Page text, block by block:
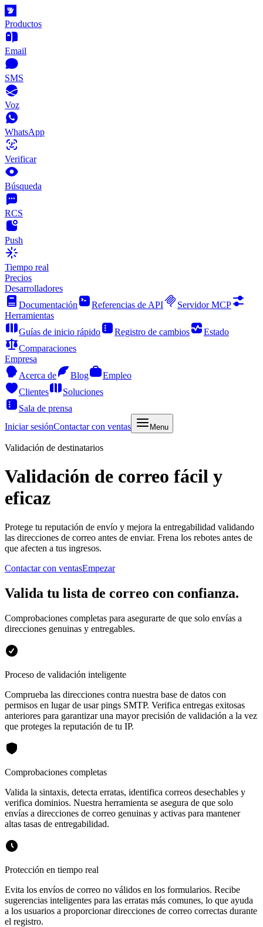
Productos
Email
SMS
Voz
WhatsApp
Verificar
Búsqueda
RCS
Push
Tiempo real
Precios
Desarrolladores
Documentación
Referencias de API
Servidor MCP
Herramientas
Guías de inicio rápido
Registro de cambios
Estado
Comparaciones
Empresa
Acerca de
Blog
Empleo
Clientes
Soluciones
Sala de prensa
Iniciar sesiónContactar con ventas Menu
Validación de destinatarios
Validación de correo fácil y
eficaz
Protege tu reputación de envío y mejora la entregabilidad validando
las direcciones de correo antes de enviar. Frena los rebotes antes de
que afecten a tus ingresos.
Contactar con ventasEmpezar
Valida tu lista de correo con confianza.
Comprobaciones completas para asegurarte de que solo envías a
direcciones genuinas y entregables.
Proceso de validación inteligente
Comprueba las direcciones contra nuestra base de datos con
permisos en lugar de usar pings SMTP. Verifica entregas exitosas
anteriores para garantizar una mayor precisión de validación a la vez
que proteges la reputación de tu IP.
Comprobaciones completas
Valida la sintaxis, detecta erratas, identifica correos desechables y
verifica dominios. Nuestra herramienta se asegura de que solo
envías a direcciones de correo genuinas y activas para mantener
altas tasas de entregabilidad.
Protección en tiempo real
Evita los envíos de correo no válidos en los formularios. Recibe
sugerencias inteligentes para las erratas más comunes, lo que ayuda
a los usuarios a proporcionar direcciones de correo correctas durante
el registro.